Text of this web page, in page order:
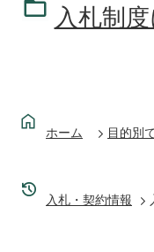
入札制
ホーム 目的別
入札・契約情報